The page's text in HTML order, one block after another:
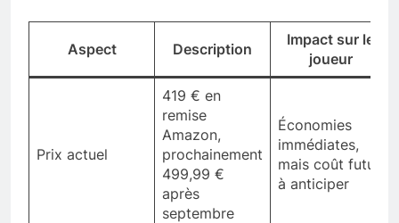
Aspect Description
Impact sur le
joueur
Prix actuel
419 € en
remise
Amazon,
prochainement
499,99 €
après
septembre
Économies
immédiates,
mais coût futur
à anticiper